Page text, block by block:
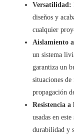
Versatilidad:
diseños y
cualquier
Aislamiento
un sistema
garantiza un
situaciones
propagación
Resistencia
usadas en
durabilidad y